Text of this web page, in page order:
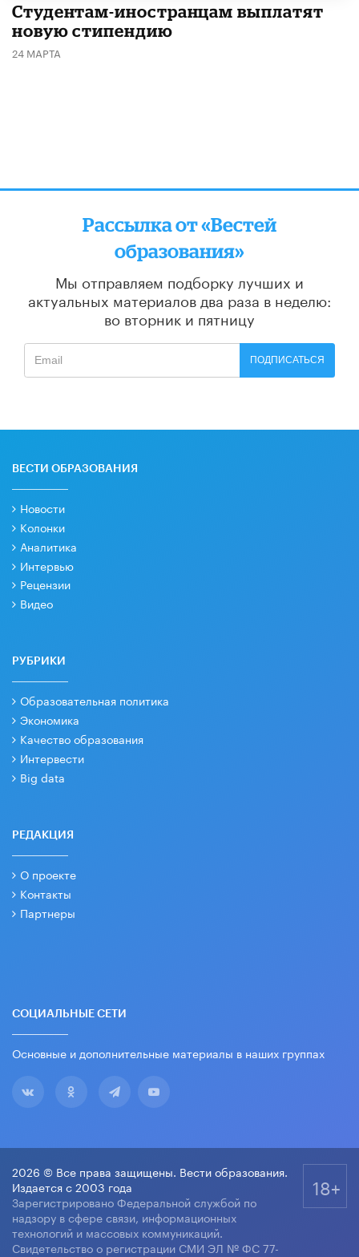
Студентам-иностранцам выплатят
новую стипендию
24 МАРТА
Рассылка от «Вестей
образования»
Мы отправляем подборку лучших и
актуальных материалов два раза в неделю:
во вторник и пятницу
ПОДПИСАТЬСЯ
ВЕСТИ ОБРАЗОВАНИЯ
Новости
Колонки
Аналитика
Интервью
Рецензии
Видео
РУБРИКИ
Образовательная политика
Экономика
Качество образования
Интервести
Big data
РЕДАКЦИЯ
О проекте
Контакты
Партнеры
СОЦИАЛЬНЫЕ СЕТИ
Основные и дополнительные материалы в наших группах
2026 © Все права защищены. Вести образования.
Издается с 2003 года
Зарегистрировано Федеральной службой по
надзору в сфере связи, информационных
технологий и массовых коммуникаций.
Свидетельство о регистрации СМИ ЭЛ № ФС 77-
18+